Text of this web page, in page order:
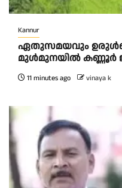
Kannur
ഏതുസമയവും
മുൾമുനയിൽ കണ്ണൂർ
11 minutes ago vinaya k